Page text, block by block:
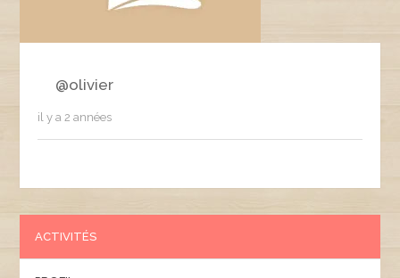
@olivier
il y a 2 années
ACTIVITÉS